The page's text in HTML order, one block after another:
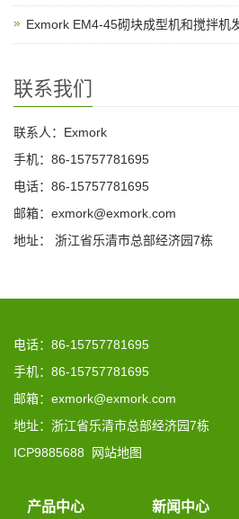
Exmork EM4-45砌块成型机和搅拌机
联系我们
联系人：Exmork
手机：86-15757781695
电话：86-15757781695
邮箱：exmork@exmork.com
地址： 浙江省乐清市总部经济园7栋
电话：86-15757781695
手机：86-15757781695
邮箱：exmork@exmork.com
地址：浙江省乐清市总部经济园7栋
ICP9885688
网站地图
产品中心 新闻中心